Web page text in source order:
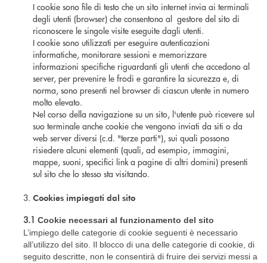
I cookie sono file di testo che un sito internet invia ai terminali
degli utenti (browser) che consentono al gestore del sito di
riconoscere le singole visite eseguite dagli utenti.
I cookie sono utilizzati per eseguire autenticazioni
informatiche, monitorare sessioni e memorizzare
informazioni specifiche riguardanti gli utenti che accedono al
server, per prevenire le frodi e garantire la sicurezza e, di
norma, sono presenti nel browser di ciascun utente in numero
molto elevato.
Nel corso della navigazione su un sito, l'utente può ricevere sul
suo terminale anche cookie che vengono inviati da siti o da
web server diversi (c.d. "terze parti"), sui quali possono
risiedere alcuni elementi (quali, ad esempio, immagini,
mappe, suoni, specifici link a pagine di altri domini) presenti
sul sito che lo stesso sta visitando.
Cookies impiegati dal sito
3.1 Cookie necessari al funzionamento del sito
L’impiego delle categorie di cookie seguenti è necessario
all’utilizzo del sito. Il blocco di una delle categorie di cookie, di
seguito descritte, non le consentirà di fruire dei servizi messi a